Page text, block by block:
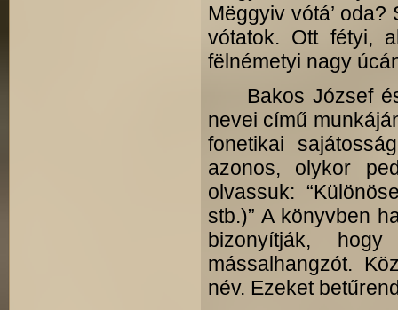
Mëggyiv vótá’
vótatok. Ott fétyi,
fëlnémetyi nagy
Bakos József és
nevei című
fonetikai
azonos, olykor
olvassuk:
stb.)” A könyvben
bizonyítják,
mássalhangzót.
név. Ezeket